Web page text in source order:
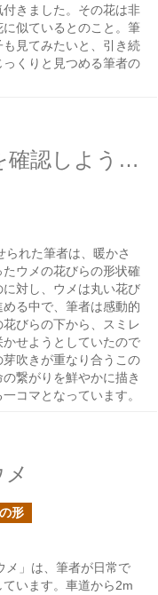
きました。その花は非
似ているとのこと。筆
見てみたいと、引き続
くりと見つめる筆者の
ウメの花の花びらの形を確認しようとしたら
られた筆者は、暖かさ
ウメの花びらの形状確
対し、ウメは丸い花び
る中で、筆者は感動的
びらの下から、スミレ
せようとしていたので
吹きが重なり合うこの
繋がりを鮮やかに描き
コマとなっています。
形
メ」は、筆者が日常で
います。車道から2m